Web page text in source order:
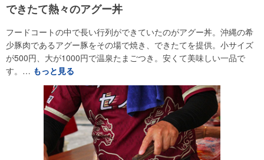
できたて熱々のアグー丼
フードコートの中で長い行列ができていたのがアグー丼。沖縄の希
少豚肉であるアグー豚をその場で焼き、できたてを提供。小サイズ
が500円、大が1000円で温泉たまごつき。安くて美味しい一品で
す。… もっと見る